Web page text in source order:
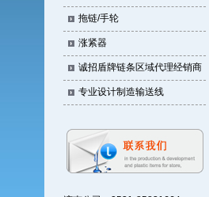
拖链/手轮
涨紧器
诚招盾牌链条区域代理经销商
专业设计制造输送线